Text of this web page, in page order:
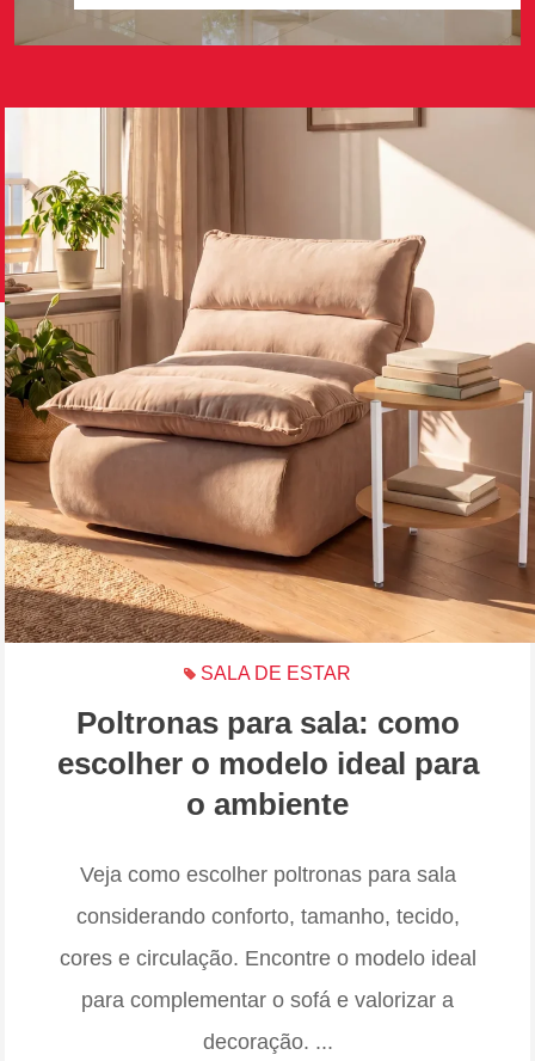
SALA DE ESTAR
Poltronas para sala: como
escolher o modelo ideal para
o ambiente
Veja como escolher poltronas para sala
considerando conforto, tamanho, tecido,
cores e circulação. Encontre o modelo ideal
para complementar o sofá e valorizar a
decoração. ...